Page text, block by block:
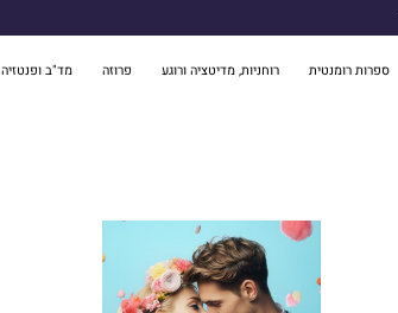
ספרות רומנטית רוחניות, מדיטציה ורוגע פרוזה מד"ב ופנטזיה